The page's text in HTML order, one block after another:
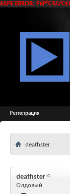
SAPE ERROR:
Регистрация
deathster
deathster
Олдовый